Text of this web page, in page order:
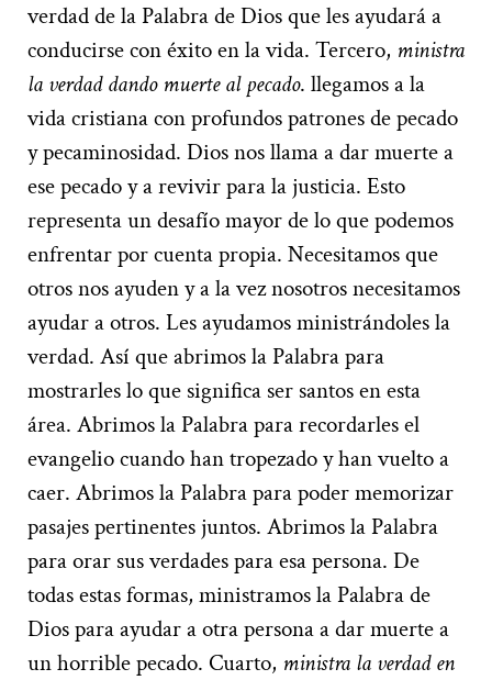
verdad de la Palabra de Dios que les ayudará a
conducirse con éxito en la vida. Tercero, ministra
la verdad dando muerte al pecado. llegamos a la
vida cristiana con profundos patrones de pecado
y pecaminosidad. Dios nos llama a dar muerte a
ese pecado y a revivir para la justicia. Esto
representa un desafío mayor de lo que podemos
enfrentar por cuenta propia. Necesitamos que
otros nos ayuden y a la vez nosotros necesitamos
ayudar a otros. Les ayudamos ministrándoles la
verdad. Así que abrimos la Palabra para
mostrarles lo que significa ser santos en esta
área. Abrimos la Palabra para recordarles el
evangelio cuando han tropezado y han vuelto a
caer. Abrimos la Palabra para poder memorizar
pasajes pertinentes juntos. Abrimos la Palabra
para orar sus verdades para esa persona. De
todas estas formas, ministramos la Palabra de
Dios para ayudar a otra persona a dar muerte a
un horrible pecado. Cuarto, ministra la verdad en